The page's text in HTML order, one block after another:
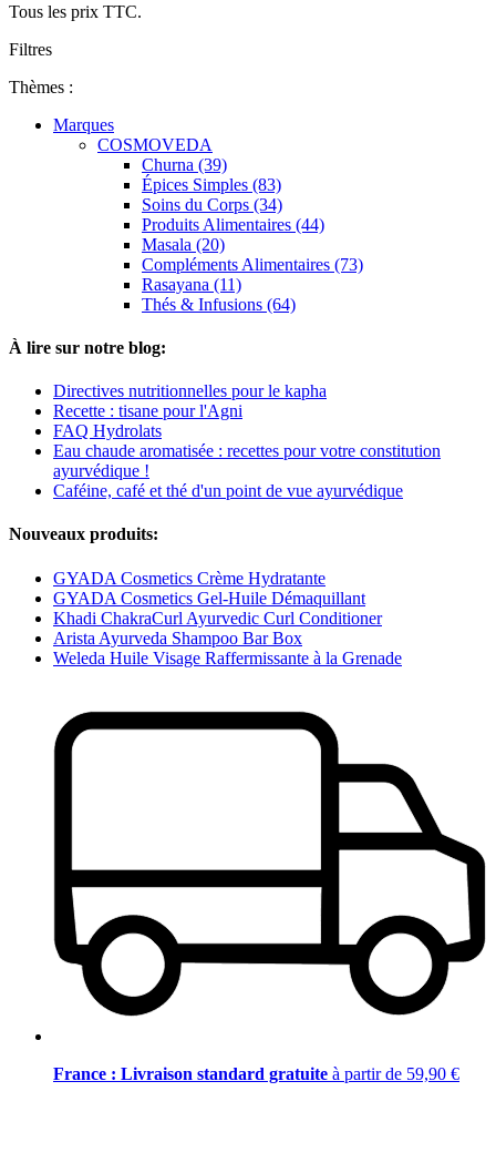
Tous les prix TTC.
Filtres
Thèmes :
Marques
COSMOVEDA
Churna (39)
Épices Simples (83)
Soins du Corps (34)
Produits Alimentaires (44)
Masala (20)
Compléments Alimentaires (73)
Rasayana (11)
Thés & Infusions (64)
À lire sur notre blog:
Directives nutritionnelles pour le kapha
Recette : tisane pour l'Agni
FAQ Hydrolats
Eau chaude aromatisée : recettes pour votre constitution
ayurvédique !
Caféine, café et thé d'un point de vue ayurvédique
Nouveaux produits:
GYADA Cosmetics Crème Hydratante
GYADA Cosmetics Gel-Huile Démaquillant
Khadi ChakraCurl Ayurvedic Curl Conditioner
Arista Ayurveda Shampoo Bar Box
Weleda Huile Visage Raffermissante à la Grenade
France : Livraison standard gratuite à partir de 59,90 €